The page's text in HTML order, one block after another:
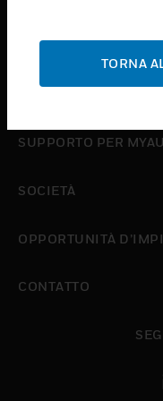
ASSISTENZA
toggle view
toggle view
SUPPORTO PER
SOCIETÀ
OPPORTUNITÀ
CONTATTO
TORNA